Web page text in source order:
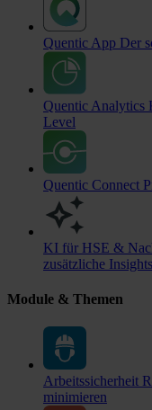
Quentic App Der
Quentic Analytics
Level
Quentic Connect
KI für HSE &
zusätzliche Insights
Module & Themen
Arbeitssicherheit
minimieren